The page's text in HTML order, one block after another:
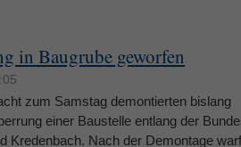
in Baugrube geworfen
zum Samstag demontierten bislang
einer Baustelle entlang der
Kredenbach. Nach der Demontage